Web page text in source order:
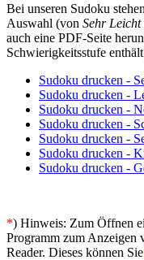
Bei unseren Sudoku
Auswahl (von Sehr Leicht
auch eine PDF-Seite
Schwierigkeitsstufe
Sudoku drucken -
Sudoku drucken -
Sudoku drucken -
Sudoku drucken -
Sudoku drucken -
Sudoku drucken -
Sudoku drucken -
*) Hinweis: Zum Öffnen
Programm zum Anzeigen
Reader. Dieses können Sie